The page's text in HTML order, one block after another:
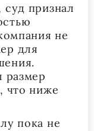
суд признал
не
для
размер
что ниже
пока не